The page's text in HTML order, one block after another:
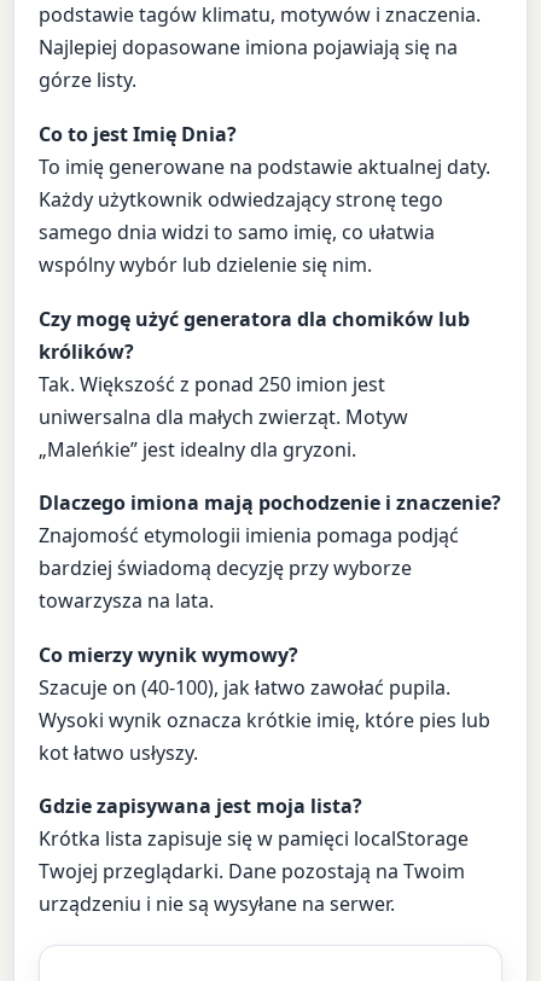
podstawie tagów klimatu, motywów i znaczenia.
Najlepiej dopasowane imiona pojawiają się na
górze listy.
Co to jest Imię Dnia?
To imię generowane na podstawie aktualnej daty.
Każdy użytkownik odwiedzający stronę tego
samego dnia widzi to samo imię, co ułatwia
wspólny wybór lub dzielenie się nim.
Czy mogę użyć generatora dla chomików lub
królików?
Tak. Większość z ponad 250 imion jest
uniwersalna dla małych zwierząt. Motyw
„Maleńkie” jest idealny dla gryzoni.
Dlaczego imiona mają pochodzenie i znaczenie?
Znajomość etymologii imienia pomaga podjąć
bardziej świadomą decyzję przy wyborze
towarzysza na lata.
Co mierzy wynik wymowy?
Szacuje on (40-100), jak łatwo zawołać pupila.
Wysoki wynik oznacza krótkie imię, które pies lub
kot łatwo usłyszy.
Gdzie zapisywana jest moja lista?
Krótka lista zapisuje się w pamięci localStorage
Twojej przeglądarki. Dane pozostają na Twoim
urządzeniu i nie są wysyłane na serwer.